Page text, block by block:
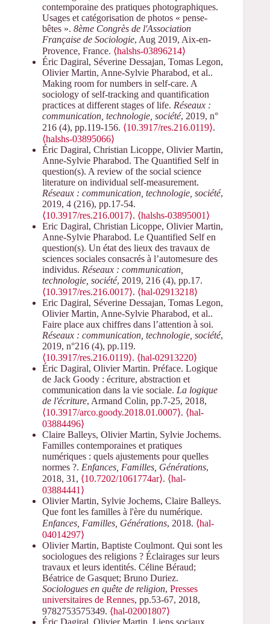
contemporaine des pratiques photographiques.
Usages et catégorisation de photos « pense-
bêtes ». 8ème Congrès de l'Association
Française de Sociologie, Aug 2019, Aix-en-
Provence, France. ⟨halshs-03896214⟩
Éric Dagiral, Séverine Dessajan, Tomas Legon,
Olivier Martin, Anne-Sylvie Pharabod, et al..
Making room for numbers in self-care. A
sociology of self-tracking and quantification
practices at different stages of life. Réseaux :
communication, technologie, société, 2019, n°
216 (4), pp.119-156. ⟨10.3917/res.216.0119⟩.
⟨halshs-03895066⟩
Éric Dagiral, Christian Licoppe, Olivier Martin,
Anne-Sylvie Pharabod. The Quantified Self in
question(s). A review of the social science
literature on individual self-measurement.
Réseaux : communication, technologie, société,
2019, 4 (216), pp.17-54.
⟨10.3917/res.216.0017⟩. ⟨halshs-03895001⟩
Eric Dagiral, Christian Licoppe, Olivier Martin,
Anne-Sylvie Pharabod. Le Quantified Self en
question(s). Un état des lieux des travaux de
sciences sociales consacrés à l’automesure des
individus. Réseaux : communication,
technologie, société, 2019, 216 (4), pp.17.
⟨10.3917/res.216.0017⟩. ⟨hal-02913218⟩
Eric Dagiral, Séverine Dessajan, Tomas Legon,
Olivier Martin, Anne-Sylvie Pharabod, et al..
Faire place aux chiffres dans l’attention à soi.
Réseaux : communication, technologie, société,
2019, n°216 (4), pp.119.
⟨10.3917/res.216.0119⟩. ⟨hal-02913220⟩
Éric Dagiral, Olivier Martin. Préface. Logique
de Jack Goody : écriture, abstraction et
communication dans la vie sociale. La logique
de l'écriture, Armand Colin, pp.7-25, 2018,
⟨10.3917/arco.goody.2018.01.0007⟩. ⟨hal-
03884496⟩
Claire Balleys, Olivier Martin, Sylvie Jochems.
Familles contemporaines et pratiques
numériques : quels ajustements pour quelles
normes ?. Enfances, Familles, Générations,
2018, 31, ⟨10.7202/1061774ar⟩. ⟨hal-
03884441⟩
Olivier Martin, Sylvie Jochems, Claire Balleys.
Que font les familles à l'ère du numérique.
Enfances, Familles, Générations, 2018. ⟨hal-
04014297⟩
Olivier Martin, Baptiste Coulmont. Qui sont les
sociologues des religions ? Éclairages sur leurs
travaux et leurs identités. Céline Béraud;
Béatrice de Gasquet; Bruno Duriez.
Sociologues en quête de religion, Presses
universitaires de Rennes, pp.53-67, 2018,
9782753575349. ⟨hal-02001807⟩
Éric Dagiral, Olivier Martin. Liens sociaux